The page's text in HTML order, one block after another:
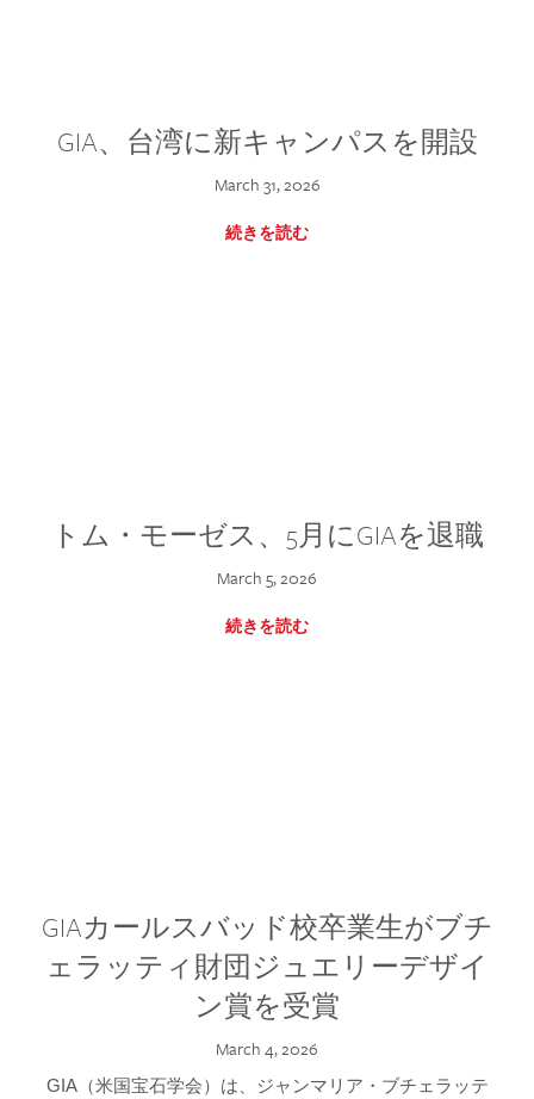
GIA、台湾に新キャンパスを開設
March 31, 2026
続きを読む
トム・モーゼス、5月にGIAを退職
March 5, 2026
続きを読む
GIAカールスバッド校卒業生がブチ
ェラッティ財団ジュエリーデザイ
ン賞を受賞
March 4, 2026
GIA（米国宝石学会）は、ジャンマリア・ブチェラッテ